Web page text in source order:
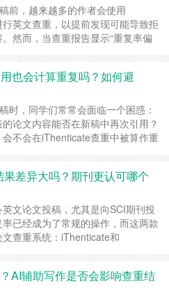
前，越来越多的作者会使用
英文查重，以提前发现可能导致拒
然而，当查重报告显示“重复率偏
表内容的重复时，更令人担心是否
我抄袭”。 一、iThenticate如何识别
i……继续阅读 »
也会计算重复吗？如何避
时，同学们常常会面临一个困惑：
论文内容能否在新稿中再次引用？
不会在iThenticate查重中被算作重
拒稿。 一、自我引用是否会被
重复率？ 先说结论：会计入重
阅读 »
差异大吗？期刊更认可哪个
文论文投稿，尤其是向SCI期刊投
已经成为了常规的操作，而这两款
查重系统：iThenticate和
、技术背景与适用对象不同 虽然
AI辅助写作是否会影响查重结